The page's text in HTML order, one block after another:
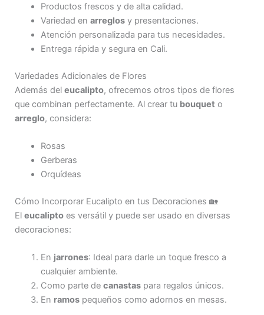
Productos frescos y de alta calidad.
Variedad en arreglosy presentaciones.
Atención personalizada para tus necesidades.
Entrega rápida y segura en Cali.
Variedades Adicionales de Flores
Además del eucalipto, ofrecemos otros tipos de flores
que combinan perfectamente. Al crear tu bouquet o
arreglo, considera:
Rosas
Gerberas
Orquídeas
Cómo Incorporar Eucalipto en tus Decoraciones 🏡
El eucalipto es versátil y puede ser usado en diversas
decoraciones:
En jarrones: Ideal para darle un toque fresco a
cualquier ambiente.
Como parte de canastaspara regalos únicos.
En ramospequeños como adornos en mesas.